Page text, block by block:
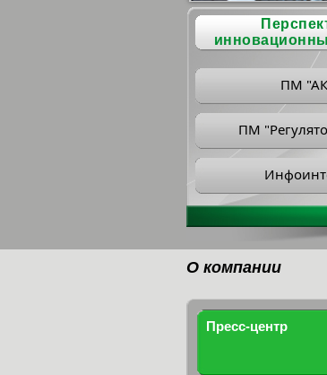
ПМ
ПМ
О компании
Пресс-центр